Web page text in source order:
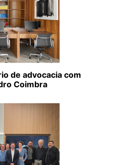
de advocacia com
Coimbra